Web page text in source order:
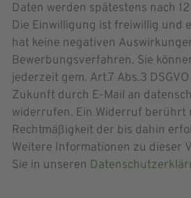
Daten werden spätestens nach
Die Einwilligung ist freiwillig und
hat keine negativen
Bewerbungsverfahren. Sie
jederzeit gem. Art.7 Abs.3
Zukunft durch E-Mail an
widerrufen. Ein Widerruf berührt
Rechtmäßigkeit der bis dahin
Weitere Informationen zu dieser
Sie in unseren